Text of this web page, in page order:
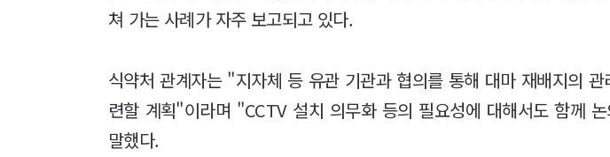
쳐 가는 사례가 자주 보고되고 있다.
식약처 관계자는 "지자체 등 유관 기관과 협의를 통해 대마 재배지의
련할 계획"이라며 "CCTV 설치 의무화 등의 필요성에 대해서도 함께
말했다.